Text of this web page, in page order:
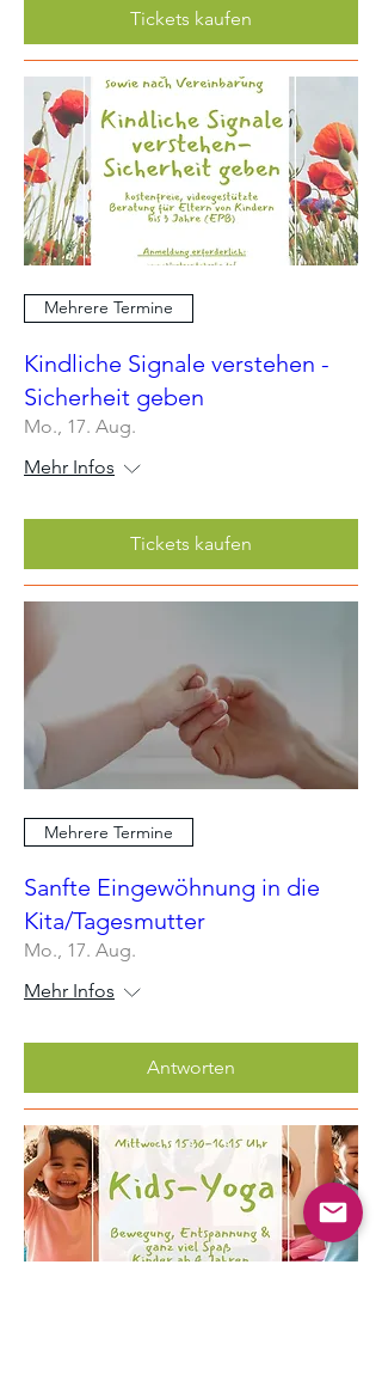
Tickets kaufen
Mehrere Termine
Kindliche Signale verstehen -
Sicherheit geben
Mo., 17. Aug.
Mehr Infos
Tickets kaufen
Mehrere Termine
Sanfte Eingewöhnung in die
Kita/Tagesmutter
Mo., 17. Aug.
Mehr Infos
Antworten